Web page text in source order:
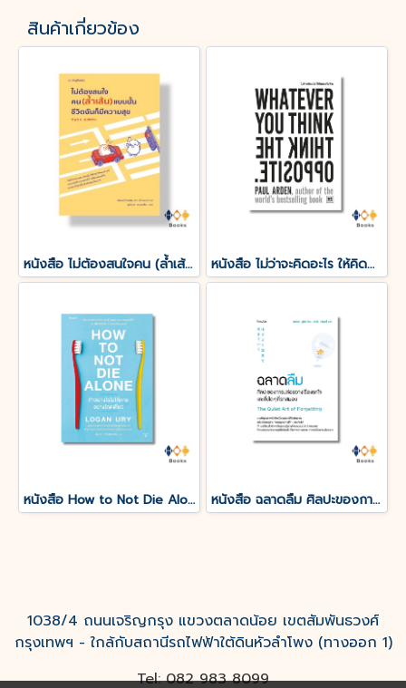
สินค้าเกี่ยวข้อง
หนังสือ ไม่ต้องสนใจคน (ล้ำเส้น) แบบนั้นชีวิตฉันก็มีความสุข หนังสือ ไม่ว่าจะคิดอะไร ให้คิดตรงกันข้าม Whatever You Think, Think the Opposite
หนังสือ How to Not Die Alone ทำอย่างไรไม่ให้ตายอย่างโดดเดี่ยว หนังสือ ฉลาดลืม ศิลปะของการปล่อยวางเรื่องรกใจและสิ่งใดๆที่รกสมอง
1038/4 ถนนเจริญกรุง แขวงตลาดน้อย เขตสัมพันธวงศ์
กรุงเทพฯ - ใกล้กับสถานีรถไฟฟ้าใต้ดินหัวลำโพง (ทางออก 1)
Tel: 082 983 8099